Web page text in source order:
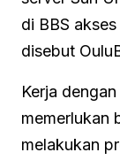
di BBS
disebut
Kerja
memerlukan
melakukan